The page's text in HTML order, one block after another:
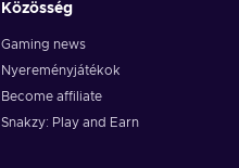
Közösség
Gaming news
Nyereményjátékok
Become affiliate
Snakzy: Play and Earn